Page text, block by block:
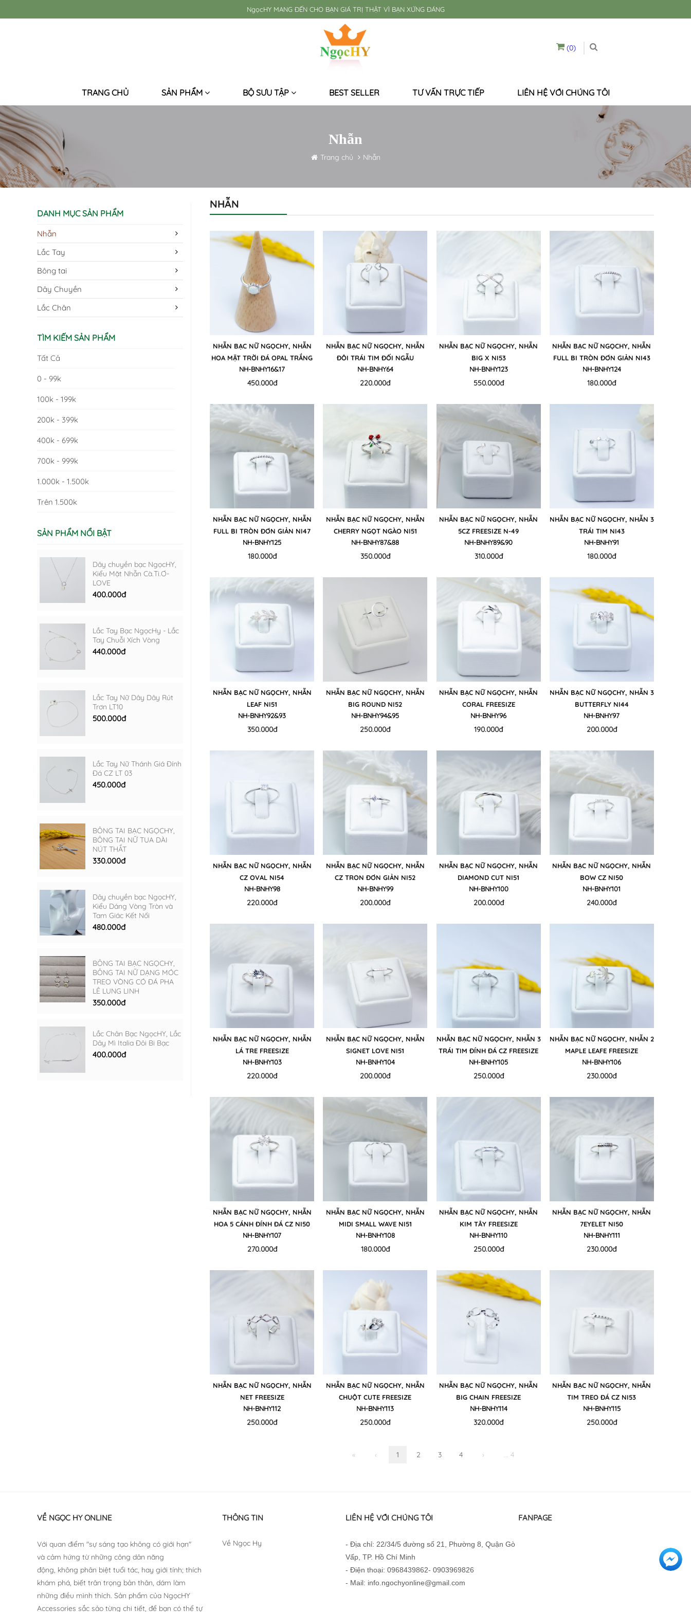
NgọcHY MANG ĐẾN CHO BẠN GIÁ TRỊ THẬT VÌ BẠN XỨNG ĐÁNG
(0)
TRANG CHỦ SẢN PHẨM BỘ SƯU TẬP BEST SELLER TƯ VẤN TRỰC TIẾP LIÊN HỆ VỚI CHÚNG TÔI
Nhẫn
Trang chủ Nhẫn
DANH MỤC SẢN PHẨM
Nhẫn
Lắc Tay
Bông tai
Dây Chuyền
Lắc Chân
TÌM KIẾM SẢN PHẨM
Tất Cả
0 - 99k
100k - 199k
200k - 399k
400k - 699k
700k - 999k
1.000k - 1.500k
Trên 1.500k
SẢN PHẨM NỔI BẬT
Dây chuyền bạc NgọcHY,
Kiểu Mặt Nhẫn Cà.Ti.Ơ-
LOVE
400.000đ
Lắc Tay Bạc NgọcHy - Lắc
Tay Chuỗi Xích Vòng
440.000đ
Lắc Tay Nữ Dây Dây Rút
Trơn LT10
500.000đ
Lắc Tay Nữ Thánh Giá Đính
Đá CZ LT 03
450.000đ
BÔNG TAI BẠC NGỌCHY,
BÔNG TAI NỮ TUA DÀI
NÚT THẮT
330.000đ
Dây chuyền bạc NgọcHY,
Kiểu Dáng Vòng Tròn và
Tam Giác Kết Nối
480.000đ
BÔNG TAI BẠC NGỌCHY,
BÔNG TAI NỮ DẠNG MÓC
TREO VÒNG CÓ ĐÁ PHA
LÊ LUNG LINH
350.000đ
Lắc Chân Bạc NgọcHY, Lắc
Dây Mì Italia Đôi Bi Bạc
400.000đ
NHẪN
NHẪN BẠC NỮ NGỌCHY, NHẪN
HOA MẶT TRỜI ĐÁ OPAL TRẮNG
NH-BNHY16&17
450.000đ
NHẪN BẠC NỮ NGỌCHY, NHẪN
ĐÔI TRÁI TIM ĐỐI NGẪU
NH-BNHY64
220.000đ
NHẪN BẠC NỮ NGỌCHY, NHẪN
BIG X NI53
NH-BNHY123
550.000đ
NHẪN BẠC NỮ NGỌCHY, NHẪN
FULL BI TRÒN ĐƠN GIẢN NI43
NH-BNHY124
180.000đ
NHẪN BẠC NỮ NGỌCHY, NHẪN
FULL BI TRÒN ĐƠN GIẢN NI47
NH-BNHY125
180.000đ
NHẪN BẠC NỮ NGỌCHY, NHẪN
CHERRY NGỌT NGÀO NI51
NH-BNHY87&88
350.000đ
NHẪN BẠC NỮ NGỌCHY, NHẪN
5CZ FREESIZE N-49
NH-BNHY89&90
310.000đ
NHẪN BẠC NỮ NGỌCHY, NHẪN 3
TRÁI TIM NI43
NH-BNHY91
180.000đ
NHẪN BẠC NỮ NGỌCHY, NHẪN
LEAF NI51
NH-BNHY92&93
350.000đ
NHẪN BẠC NỮ NGỌCHY, NHẪN
BIG ROUND NI52
NH-BNHY94&95
250.000đ
NHẪN BẠC NỮ NGỌCHY, NHẪN
CORAL FREESIZE
NH-BNHY96
190.000đ
NHẪN BẠC NỮ NGỌCHY, NHẪN 3
BUTTERFLY NI44
NH-BNHY97
200.000đ
NHẪN BẠC NỮ NGỌCHY, NHẪN
CZ OVAL NI54
NH-BNHY98
220.000đ
NHẪN BẠC NỮ NGỌCHY, NHẪN
CZ TRON ĐƠN GIẢN NI52
NH-BNHY99
200.000đ
NHẪN BẠC NỮ NGỌCHY, NHẪN
DIAMOND CUT NI51
NH-BNHY100
200.000đ
NHẪN BẠC NỮ NGỌCHY, NHẪN
BOW CZ NI50
NH-BNHY101
240.000đ
NHẪN BẠC NỮ NGỌCHY, NHẪN
LÁ TRE FREESIZE
NH-BNHY103
220.000đ
NHẪN BẠC NỮ NGỌCHY, NHẪN
SIGNET LOVE NI51
NH-BNHY104
200.000đ
NHẪN BẠC NỮ NGỌCHY, NHẪN 3
TRÁI TIM ĐÍNH ĐÁ CZ FREESIZE
NH-BNHY105
250.000đ
NHẪN BẠC NỮ NGỌCHY, NHẪN 2
MAPLE LEAFE FREESIZE
NH-BNHY106
230.000đ
NHẪN BẠC NỮ NGỌCHY, NHẪN
HOA 5 CÁNH ĐÍNH ĐÁ CZ NI50
NH-BNHY107
270.000đ
NHẪN BẠC NỮ NGỌCHY, NHẪN
MIDI SMALL WAVE NI51
NH-BNHY108
180.000đ
NHẪN BẠC NỮ NGỌCHY, NHẪN
KIM TÂY FREESIZE
NH-BNHY110
250.000đ
NHẪN BẠC NỮ NGỌCHY, NHẪN
7EYELET NI50
NH-BNHY111
230.000đ
NHẪN BẠC NỮ NGỌCHY, NHẪN
NET FREESIZE
NH-BNHY112
250.000đ
NHẪN BẠC NỮ NGỌCHY, NHẪN
CHUỘT CUTE FREESIZE
NH-BNHY113
250.000đ
NHẪN BẠC NỮ NGỌCHY, NHẪN
BIG CHAIN FREESIZE
NH-BNHY114
320.000đ
NHẪN BẠC NỮ NGỌCHY, NHẪN
TIM TREO ĐÁ CZ NI53
NH-BNHY115
250.000đ
« ‹ 1 2 3 4 › ... 4
VỀ NGỌC HY ONLINE
Với quan điểm "sự sáng tạo không có giới hạn"
và cảm hứng từ những công dân năng
động, không phân biệt tuổi tác, hay giới tính; thích
khám phá, biết trân trọng bản thân, dám làm
những điều mình thích. Sản phẩm của NgọcHY
Accessories sắc sảo từng chi tiết, để bạn có thể tự
THÔNG TIN
Về Ngọc Hy
LIÊN HỆ VỚI CHÚNG TÔI
- Địa chỉ: 22/34/5 đường số 21, Phường 8, Quận Gò
Vấp, TP. Hồ Chí Minh
- Điện thoại: 0968439862- 0903969826
- Mail: info.ngochyonline@gmail.com
FANPAGE